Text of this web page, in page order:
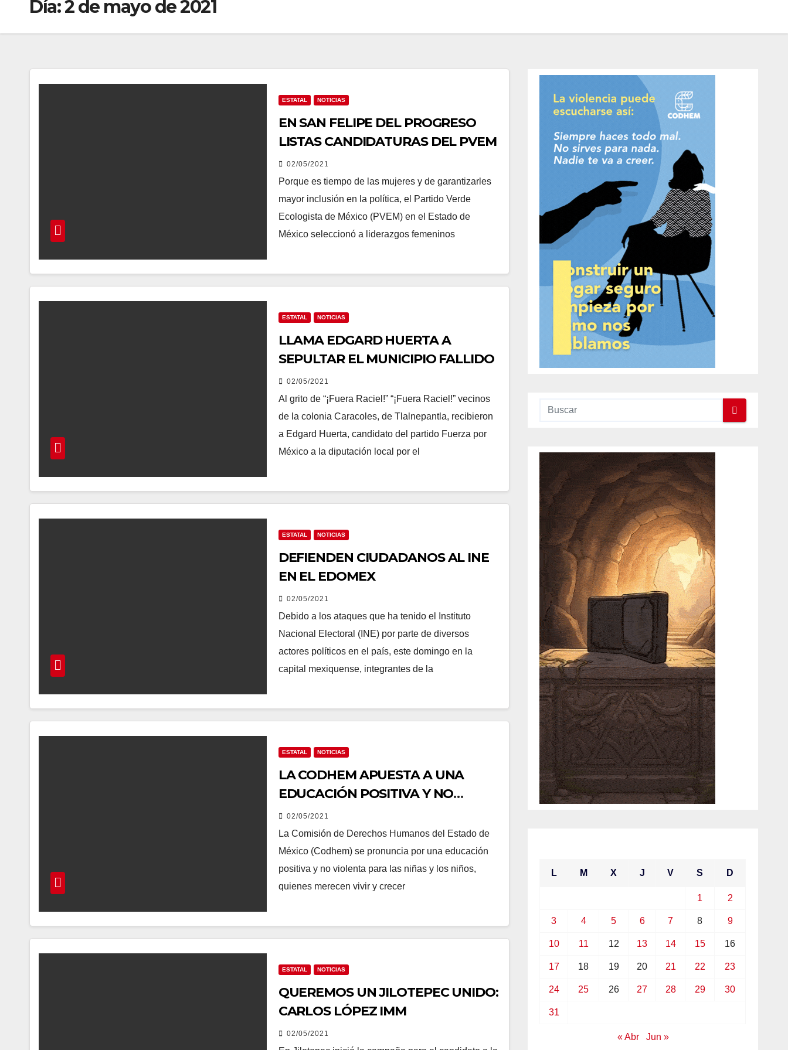
Día:2 de mayo de 2021
ESTATAL NOTICIAS
EN SAN FELIPE DEL PROGRESO
LISTAS CANDIDATURAS DEL PVEM
02/05/2021
Porque es tiempo de las mujeres y de garantizarles
mayor inclusión en la política, el Partido Verde
Ecologista de México (PVEM) en el Estado de
México seleccionó a liderazgos femeninos
ESTATAL NOTICIAS
LLAMA EDGARD HUERTA A
SEPULTAR EL MUNICIPIO FALLIDO
02/05/2021
Al grito de “¡Fuera Raciel!” “¡Fuera Raciel!” vecinos
de la colonia Caracoles, de Tlalnepantla, recibieron
a Edgard Huerta, candidato del partido Fuerza por
México a la diputación local por el
ESTATAL NOTICIAS
DEFIENDEN CIUDADANOS AL INE
EN EL EDOMEX
02/05/2021
Debido a los ataques que ha tenido el Instituto
Nacional Electoral (INE) por parte de diversos
actores políticos en el país, este domingo en la
capital mexiquense, integrantes de la
ESTATAL NOTICIAS
LA CODHEM APUESTA A UNA
EDUCACIÓN POSITIVA Y NO
VIOLENTA PARA LAS NIÑAS Y
NIÑOS
02/05/2021
La Comisión de Derechos Humanos del Estado de
México (Codhem) se pronuncia por una educación
positiva y no violenta para las niñas y los niños,
quienes merecen vivir y crecer
ESTATAL NOTICIAS
QUEREMOS UN JILOTEPEC UNIDO:
CARLOS LÓPEZ IMM
02/05/2021
L M X J V S D
1 2
3 4 5 6 7 8 9
10 11 12 13 14 15 16
17 18 19 20 21 22 23
24 25 26 27 28 29 30
31
« Abr Jun »